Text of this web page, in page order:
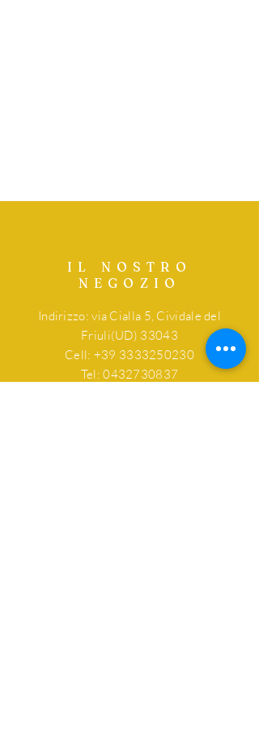
IL NOSTRO
NEGOZIO
Indirizzo: via Cialla 5, Cividale del
Friuli(UD) 33043
Cell: +39 3333250230
Tel: 0432730837